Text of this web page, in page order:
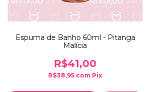
Espuma de Banho 60ml - Pitanga
Malícia
R$41,00
R$38,95 com Pix